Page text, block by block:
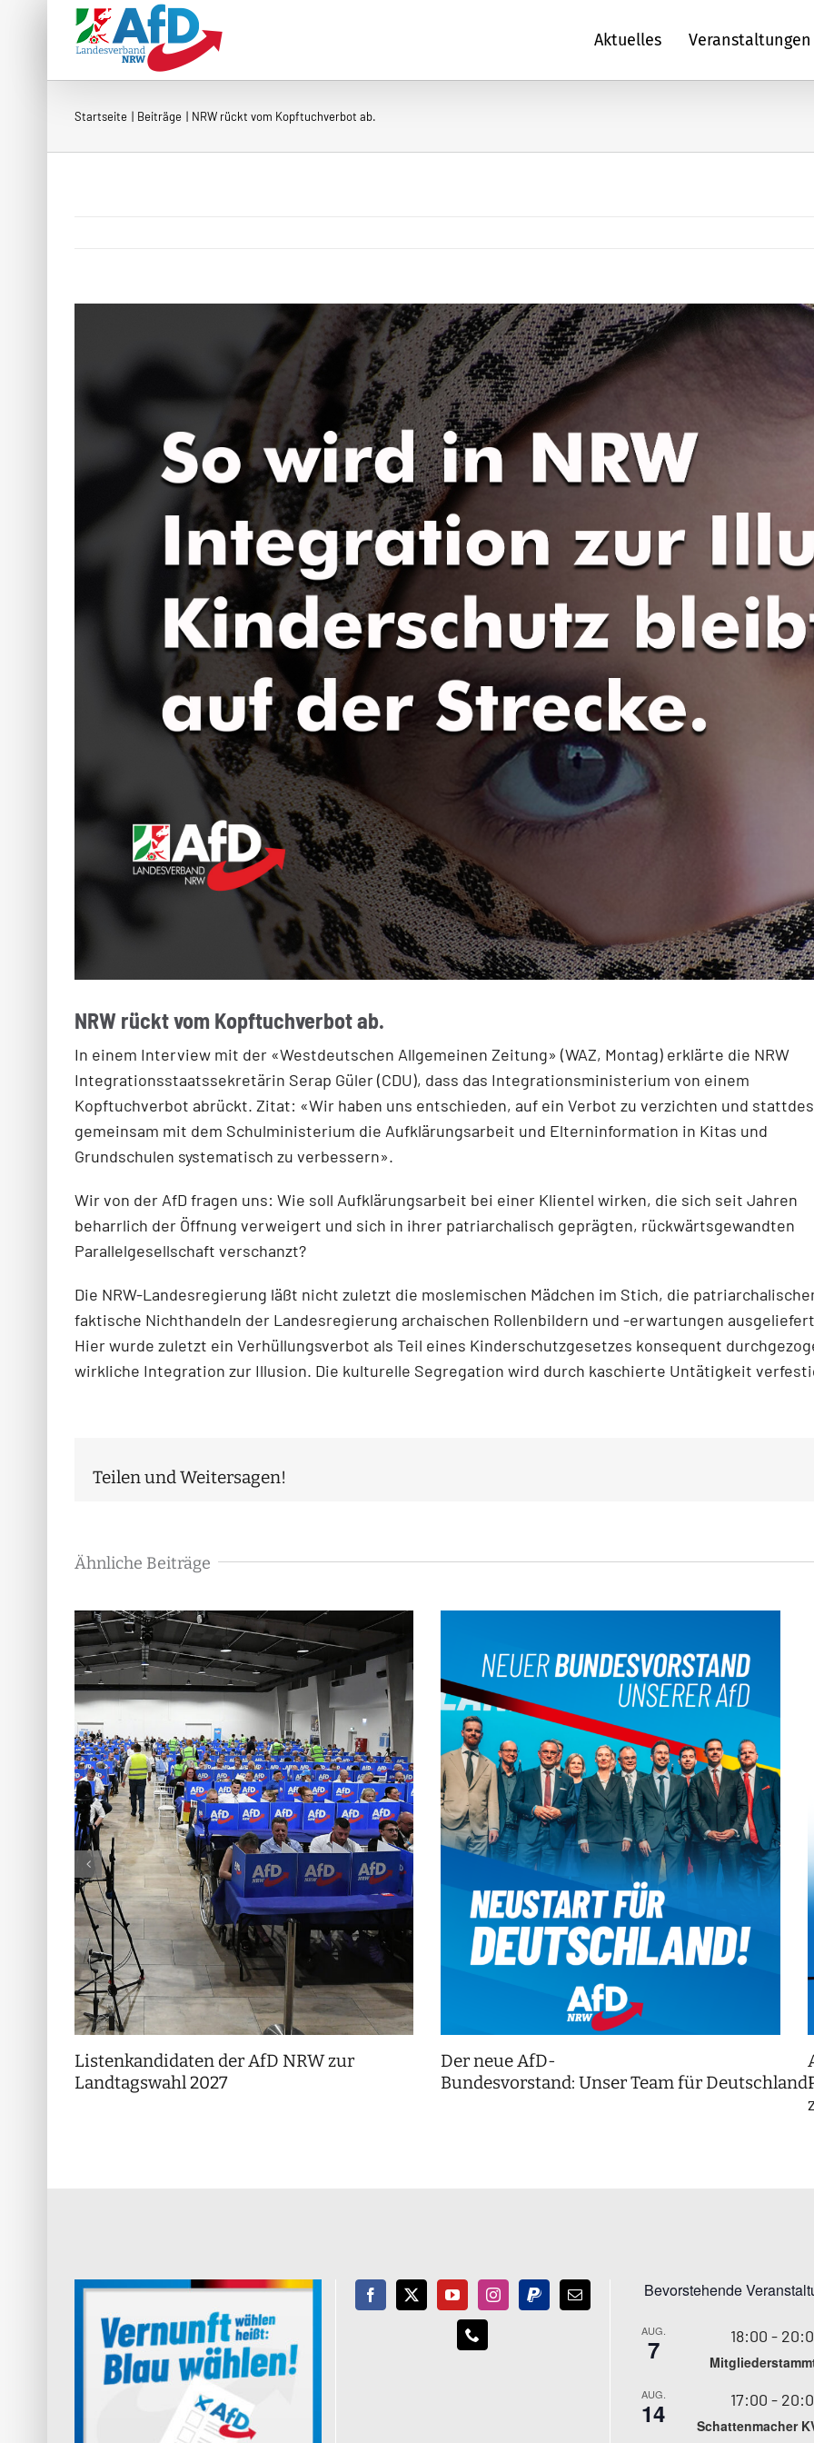
Aktuelles Veranstaltungen
Startseite Beiträge NRW rückt vom Kopftuchverbot ab.
NRW rückt vom Kopftuchverbot ab.
In einem Interview mit der «Westdeutschen Allgemeinen Zeitung» (WAZ, Montag) erklärte die NRW
Integrationsstaatssekretärin Serap Güler (CDU), dass das Integrationsministerium von einem
Kopftuchverbot abrückt. Zitat: «Wir haben uns entschieden, auf ein Verbot zu verzichten und
gemeinsam mit dem Schulministerium die Aufklärungsarbeit und Elterninformation in Kitas und
Grundschulen systematisch zu verbessern».
Wir von der AfD fragen uns: Wie soll Aufklärungsarbeit bei einer Klientel wirken, die sich seit Jahren
beharrlich der Öffnung verweigert und sich in ihrer patriarchalisch geprägten, rückwärtsgewandten
Parallelgesellschaft verschanzt?
Die NRW-Landesregierung läßt nicht zuletzt die moslemischen Mädchen im Stich, die
faktische Nichthandeln der Landesregierung archaischen Rollenbildern und -erwartungen
Hier wurde zuletzt ein Verhüllungsverbot als Teil eines Kinderschutzgesetzes konsequent
wirkliche Integration zur Illusion. Die kulturelle Segregation wird durch kaschierte Untätigkeit
Teilen und Weitersagen!
Ähnliche Beiträge
Listenkandidaten der AfD NRW zur
Landtagswahl 2027
Der neue AfD-
Bundesvorstand: Unser Team für
Bevorstehende
AUG.
7 18:00 -
AUG.
14 17:00 -
Schattenmacher